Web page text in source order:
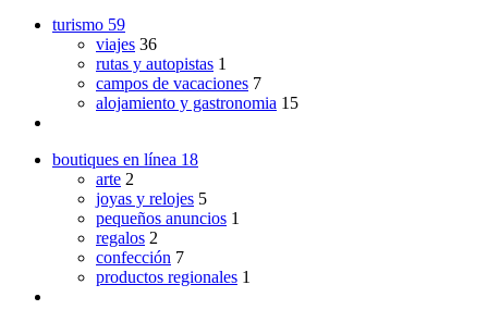
turismo 59
viajes 36
rutas y autopistas 1
campos de vacaciones 7
alojamiento y gastronomia 15
boutiques en línea 18
arte 2
joyas y relojes 5
pequeños anuncios 1
regalos 2
confección 7
productos regionales 1